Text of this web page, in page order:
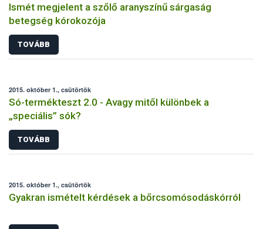
Ismét megjelent a szőlő aranyszínű sárgaság
betegség kórokozója
TOVÁBB
2015. október 1., csütörtök
Só-termékteszt 2.0 - Avagy mitől különbek a
„speciális” sók?
TOVÁBB
2015. október 1., csütörtök
Gyakran ismételt kérdések a bőrcsomósodáskórról